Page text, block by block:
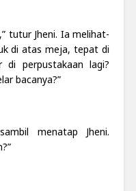
tutur Jheni. Ia melihat-
di atas meja, tepat di
di perpustakaan lagi?
bacanya?”
menatap Jheni.